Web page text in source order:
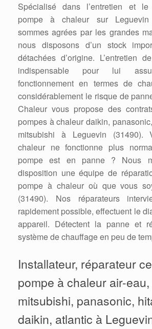
Spécialisé dans l’entretien et
pompe à chaleur sur
sommes agrées par les grandes
nous disposons d’un stock
détachées d’origine. L’entretien
indispensable pour lui
fonctionnement en termes de
considérablement le risque de
Chaleur vous propose des
pompes à chaleur daikin,
mitsubishi à Leguevin (31490).
chaleur ne fonctionne plus
pompe est en panne ? Nous
disposition une équipe de
pompe à chaleur où que vous
(31490). Nos réparateurs
rapidement possible, effectuent le
appareil. Détectent la panne et
système de chauffage en peu de
Installateur, réparateur
pompe à chaleur air-
mitsubishi, panasonic,
daikin, atlantic à